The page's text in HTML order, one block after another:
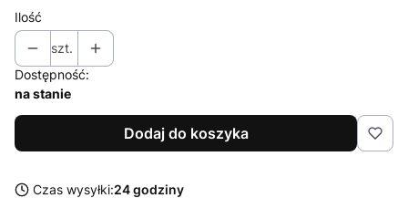
Ilość
szt.
Dostępność:
na stanie
Dodaj do koszyka
Czas wysyłki:24 godziny